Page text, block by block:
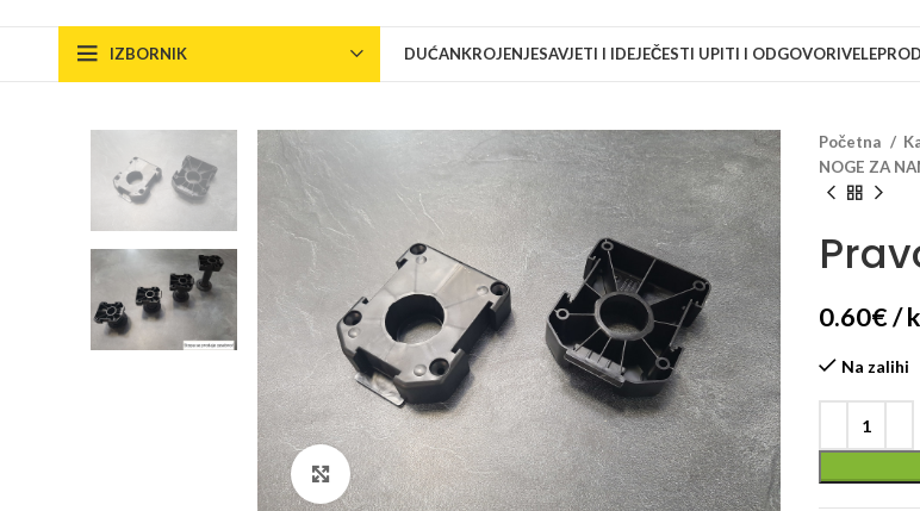
IZBORNIK DUĆANKROJENJESAVJETI I IDEJEČESTI UPITI I ODGOVORI
Klikni za veći prikaz
Početna
NOGE ZA
0.60€/
Na zalihi